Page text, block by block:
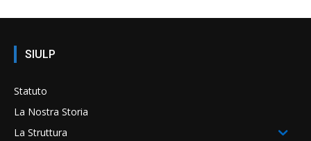
SIULP
Statuto
La Nostra Storia
La Struttura